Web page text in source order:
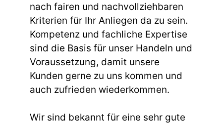
nach fairen und nachvollziehbaren
Kriterien für Ihr Anliegen da zu sein.
Kompetenz und fachliche Expertise
sind die Basis für unser Handeln und
Voraussetzung, damit unsere
Kunden gerne zu uns kommen und
auch zufrieden wiederkommen.
Wir sind bekannt für eine sehr gute